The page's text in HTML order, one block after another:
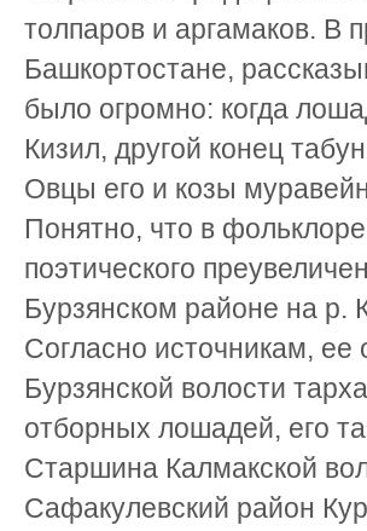
толпаров и аргамаков. В
Башкортостане,
было огромно: когда
Кизил, другой конец
Овцы его и козы
Понятно, что в
поэтического
Бурзянском районе на р.
Согласно источникам, ее
Бурзянской волости
отборных лошадей, его
Старшина Калмакской
Сафакулевский район